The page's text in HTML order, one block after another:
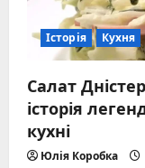
Історія Кухня
Салат
історія
кухні
Юлія Коробка